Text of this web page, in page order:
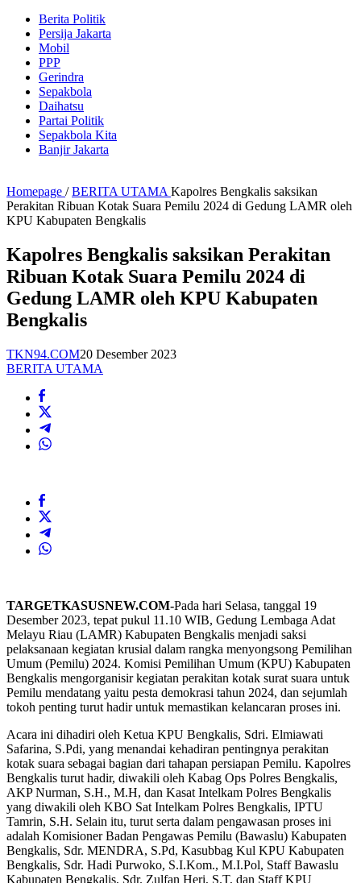
Berita Politik
Persija Jakarta
Mobil
PPP
Gerindra
Sepakbola
Daihatsu
Partai Politik
Sepakbola Kita
Banjir Jakarta
Homepage / BERITA UTAMA Kapolres Bengkalis saksikan
Perakitan Ribuan Kotak Suara Pemilu 2024 di Gedung LAMR oleh
KPU Kabupaten Bengkalis
Kapolres Bengkalis saksikan Perakitan
Ribuan Kotak Suara Pemilu 2024 di
Gedung LAMR oleh KPU Kabupaten
Bengkalis
TKN94.COM20 Desember 2023
BERITA UTAMA
TARGETKASUSNEW.COM-Pada hari Selasa, tanggal 19
Desember 2023, tepat pukul 11.10 WIB, Gedung Lembaga Adat
Melayu Riau (LAMR) Kabupaten Bengkalis menjadi saksi
pelaksanaan kegiatan krusial dalam rangka menyongsong Pemilihan
Umum (Pemilu) 2024. Komisi Pemilihan Umum (KPU) Kabupaten
Bengkalis mengorganisir kegiatan perakitan kotak surat suara untuk
Pemilu mendatang yaitu pesta demokrasi tahun 2024, dan sejumlah
tokoh penting turut hadir untuk memastikan kelancaran proses ini.
Acara ini dihadiri oleh Ketua KPU Bengkalis, Sdri. Elmiawati
Safarina, S.Pdi, yang menandai kehadiran pentingnya perakitan
kotak suara sebagai bagian dari tahapan persiapan Pemilu. Kapolres
Bengkalis turut hadir, diwakili oleh Kabag Ops Polres Bengkalis,
AKP Nurman, S.H., M.H, dan Kasat Intelkam Polres Bengkalis
yang diwakili oleh KBO Sat Intelkam Polres Bengkalis, IPTU
Tamrin, S.H. Selain itu, turut serta dalam pengawasan proses ini
adalah Komisioner Badan Pengawas Pemilu (Bawaslu) Kabupaten
Bengkalis, Sdr. MENDRA, S.Pd, Kasubbag Kul KPU Kabupaten
Bengkalis, Sdr. Hadi Purwoko, S.I.Kom., M.I.Pol, Staff Bawaslu
Kabupaten Bengkalis, Sdr. Zulfan Heri, S.T, dan Staff KPU